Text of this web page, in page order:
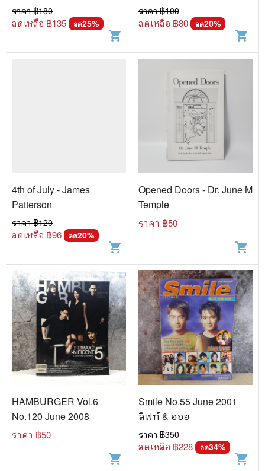
Noami Arbit
ราคา ฿180
ลดเหลือ ฿135 ลด25%
shopping_cart
ราคา ฿100
ลดเหลือ ฿80 ลด20%
shopping_cart
4th of July - James
Patterson
ราคา ฿120
ลดเหลือ ฿96 ลด20%
shopping_cart
Opened Doors - Dr. June M
Temple
ราคา ฿50
shopping_cart
HAMBURGER Vol.6
No.120 June 2008
ราคา ฿50
shopping_cart
Smile No.55 June 2001
ลิฟท์ & ออย
ราคา ฿350
ลดเหลือ ฿228 ลด34%
shopping_cart